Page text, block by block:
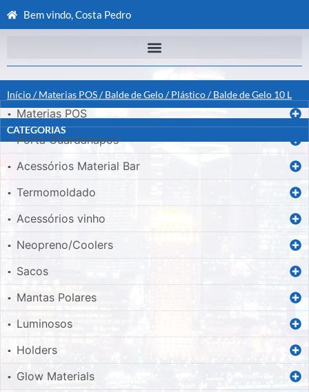
Bem vindo, Costa Pedro
Início/Materias POS/Balde de Gelo/Plástico/ Balde de Gelo 10 L
CATEGORIAS
▪ Materias POS
▪ Porta Guardanapos
▪ Acessórios Material Bar
▪ Termomoldado
▪ Acessórios vinho
▪ Neopreno/Coolers
▪ Sacos
▪ Mantas Polares
▪ Luminosos
▪ Holders
▪ Glow Materials